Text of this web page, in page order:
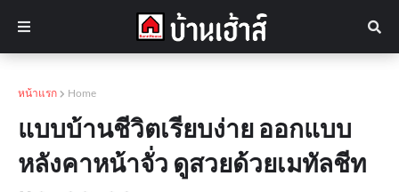
หน้าแรก Home
แบบบ้านชีวิตเรียบง่าย ออกแบบ
หลังคาหน้าจั่ว ดูสวยด้วยเมทัลชีท